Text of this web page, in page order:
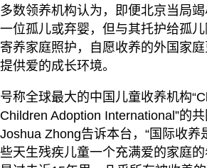
多数领养机构认为，即便北京当局
一位孤儿或弃婴，但与其托护给孤
寄养家庭照护，自愿收养的外国家
提供爱的成长环境。
号称全球最大的中国儿童收养机构
Children Adoption International”的
Joshua Zhong告诉本台，“国际收养
些天生残疾儿童一个充满爱的家庭的